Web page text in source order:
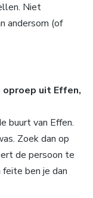
Niet
andersom (of
oproep uit Effen,
buurt van Effen.
Zoek dan op
de persoon te
feite ben je dan